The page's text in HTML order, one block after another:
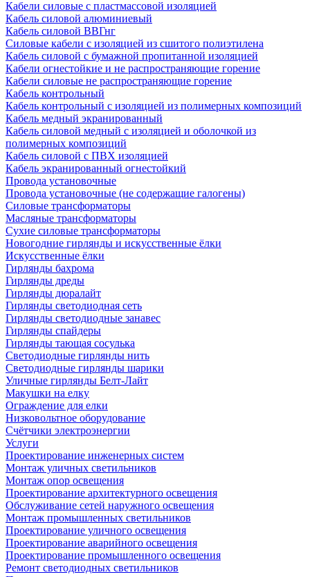
Кабели силовые с пластмассовой изоляцией
Кабель силовой алюминиевый
Кабель силовой ВВГнг
Силовые кабели с изоляцией из сшитого полиэтилена
Кабель силовой с бумажной пропитанной изоляцией
Кабели огнестойкие и не распространяющие горение
Кабели силовые не распространяющие горение
Кабель контрольный
Кабель контрольный с изоляцией из полимерных композиций
Кабель медный экранированный
Кабель силовой медный с изоляцией и оболочкой из
полимерных композиций
Кабель силовой с ПВХ изоляцией
Кабель экранированный огнестойкий
Провода установочные
Провода установочные (не содержащие галогены)
Силовые трансформаторы
Масляные трансформаторы
Сухие силовые трансформаторы
Новогодние гирлянды и искусственные ёлки
Искусственные ёлки
Гирлянды бахрома
Гирлянды дреды
Гирлянды дюралайт
Гирлянды светодиодная сеть
Гирлянды светодиодные занавес
Гирлянды спайдеры
Гирлянды тающая сосулька
Светодиодные гирлянды нить
Светодиодные гирлянды шарики
Уличные гирлянды Белт-Лайт
Макушки на елку
Ограждение для елки
Низковольтное оборудование
Счётчики электроэнергии
Услуги
Проектирование инженерных систем
Монтаж уличных светильников
Монтаж опор освещения
Проектирование архитектурного освещения
Обслуживание сетей наружного освещения
Монтаж промышленных светильников
Проектирование уличного освещения
Проектирование аварийного освещения
Проектирование промышленного освещения
Ремонт светодиодных светильников